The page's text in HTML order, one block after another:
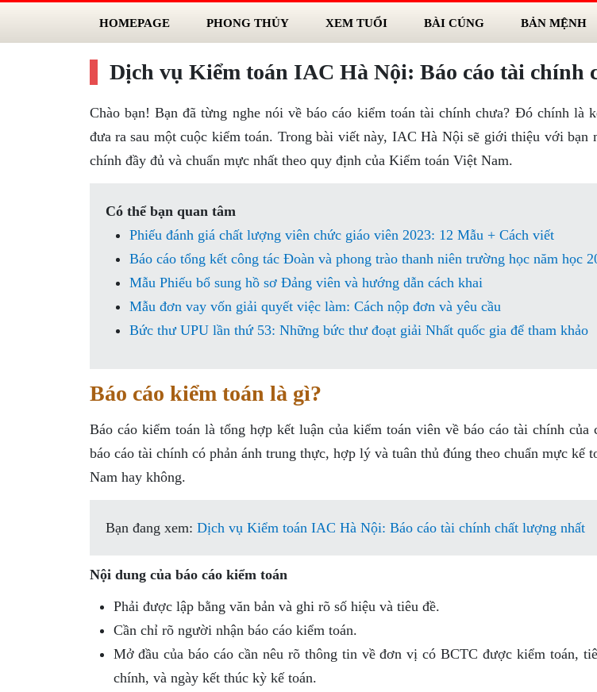
HOMEPAGE PHONG THỦY XEM TUỔI BÀI CÚNG BẢN MỆNH
Dịch vụ Kiểm toán IAC Hà Nội: Báo cáo tài chính
Chào bạn! Bạn đã từng nghe nói về báo cáo kiểm toán tài chính chưa? Đó chính là
đưa ra sau một cuộc kiểm toán. Trong bài viết này, IAC Hà Nội sẽ giới thiệu với bạn
chính đầy đủ và chuẩn mực nhất theo quy định của Kiểm toán Việt Nam.
Có thể bạn quan tâm
Phiếu đánh giá chất lượng viên chức giáo viên 2023: 12 Mẫu + Cách viết
Báo cáo tổng kết công tác Đoàn và phong trào thanh niên trường học năm học
Mẫu Phiếu bổ sung hồ sơ Đảng viên và hướng dẫn cách khai
Mẫu đơn vay vốn giải quyết việc làm: Cách nộp đơn và yêu cầu
Bức thư UPU lần thứ 53: Những bức thư đoạt giải Nhất quốc gia để tham khảo
Báo cáo kiểm toán là gì?
Báo cáo kiểm toán là tổng hợp kết luận của kiểm toán viên về báo cáo tài chính của
báo cáo tài chính có phản ánh trung thực, hợp lý và tuân thủ đúng theo chuẩn mực kế
Nam hay không.
Bạn đang xem: Dịch vụ Kiểm toán IAC Hà Nội: Báo cáo tài chính chất lượng nhất
Nội dung của báo cáo kiểm toán
Phải được lập bằng văn bản và ghi rõ số hiệu và tiêu đề.
Cần chỉ rõ người nhận báo cáo kiểm toán.
Mở đầu của báo cáo cần nêu rõ thông tin về đơn vị có BCTC được kiểm toán,
chính, và ngày kết thúc kỳ kế toán.